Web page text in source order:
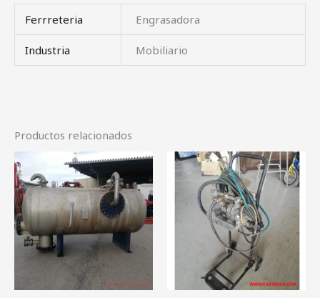
Ferrreteria Engrasadora
Industria Mobiliario
Productos relacionados